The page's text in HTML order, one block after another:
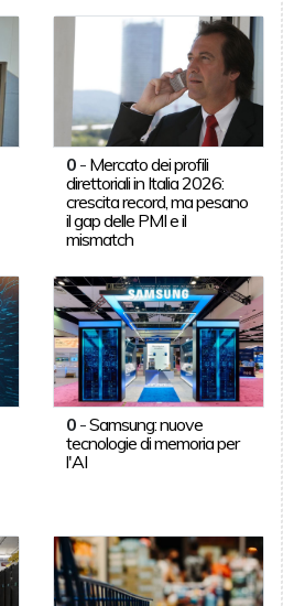
0 - Mercato dei profili
direttoriali in Italia 2026:
crescita record, ma pesano
il gap delle PMI e il
mismatch
0 -Samsung: nuove
tecnologie di memoria per
l'AI